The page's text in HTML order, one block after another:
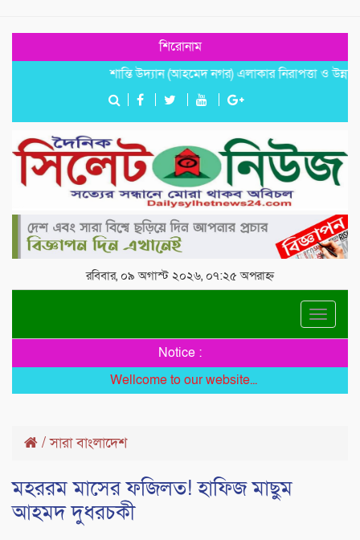
শিরোনাম
শান্তি উদ্যান (আহমেদ নগর) এলাকার নিরাপত্তা ও উন্নয়নমূলক
রবিবার, ০৯ অগাস্ট ২০২৬, ০৭:২৫ অপরাহ্ন
Toggle
Notice :
Wellcome to our website...
/সারা বাংলাদেশ
মহররম মাসের ফজিলত! হাফিজ মাছুম
আহমদ দুধরচকী